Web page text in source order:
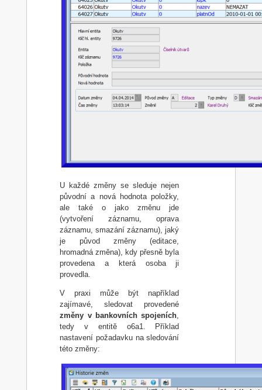
U každé změny se sleduje nejen
původní a nová hodnota položky,
ale také o jako změnu jde
(vytvoření záznamu, oprava
záznamu, smazání záznamu), jaký
je původ změny (editace,
hromadná změna), kdy přesně byla
provedena a která osoba ji
provedla.
V praxi může být například
zajímavé, sledovat provedené
změny v bankovních spojeních
tedy v entitě o6a1. Příklad
nastavení požadavku na sledování
této změny: